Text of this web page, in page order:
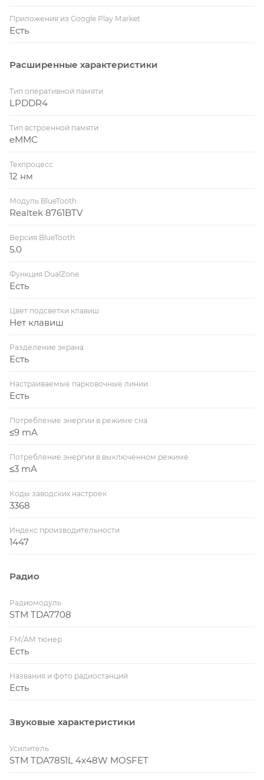
Приложения из Google Play Market
Есть
Расширенные характеристики
Тип оперативной памяти
LPDDR4
Тип встроенной памяти
eMMC
Техпроцесс
12 нм
Модуль BlueTooth
Realtek 8761BTV
Версия BlueTooth
5.0
Функция DualZone
Есть
Цвет подсветки клавиш
Нет клавиш
Разделение экрана
Есть
Настраиваемые парковочные линии
Есть
Потребление энергии в режиме сна
≤9 mA
Потребление энергии в выключенном режиме
≤3 mA
Коды заводских настроек
3368
Индекс производительности
1447
Радио
Радиомодуль
STM TDA7708
FM/AM тюнер
Есть
Названия и фото радиостанций
Есть
Звуковые характеристики
Усилитель
STM TDA7851L 4x48W MOSFET